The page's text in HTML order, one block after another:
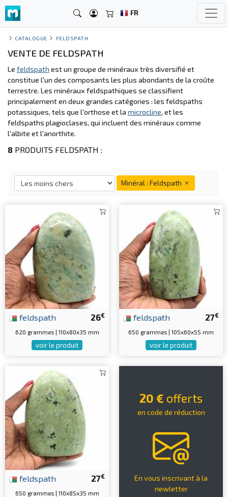
FR
CATALOGUE FELDSPATH
VENTE DE FELDSPATH
Le feldspath est un groupe de minéraux très diversifié et
constitue l'un des composants les plus abondants de la croûte
terrestre. Les minéraux feldspathiques se classifient
principalement en deux grandes catégories : les feldspaths
potassiques, tels que l'orthose et la microcline, et les
feldspaths plagioclases, qui incluent des minéraux comme
l'albite et l'anorthite.
8 PRODUITS FELDSPATH :
Minéral : Feldspath
26€
feldspath
620 grammes | 110x80x35 mm
voir le produit
27€
feldspath
650 grammes | 105x60x55 mm
voir le produit
27€
feldspath
650 grammes | 110x85x35 mm
20 € offerts
en code de réduction
En vous inscrivant à la
newletter